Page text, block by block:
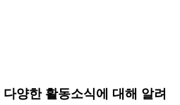
양한 활동소식에 대해 알려